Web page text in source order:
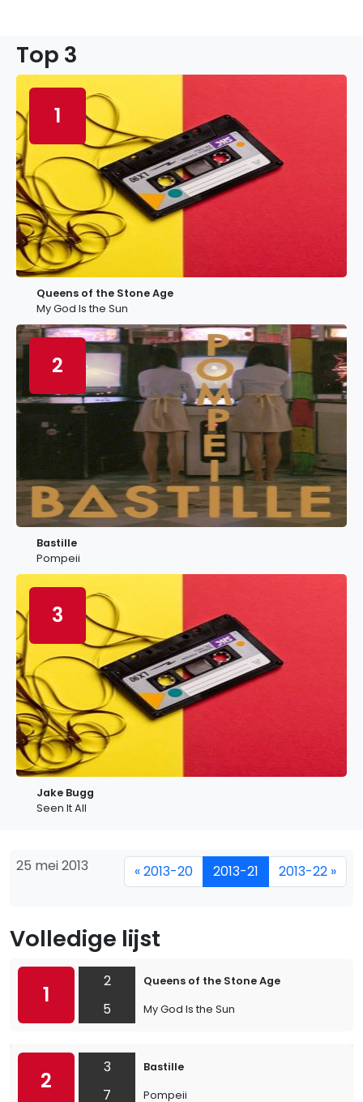
Top 3
1
Queens of the Stone Age
My God Is the Sun
2
Bastille
Pompeii
3
Jake Bugg
Seen It All
25 mei 2013 « 2013-20 2013-21 2013-22 »
Volledige lijst
1
2
5
Queens of the Stone Age
My God Is the Sun
2
3
7
Bastille
Pompeii